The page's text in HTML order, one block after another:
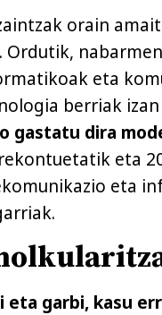
orain
Ordutik,
eta
berriak
gastatu dira
eta
eta
eta garbi, kasu